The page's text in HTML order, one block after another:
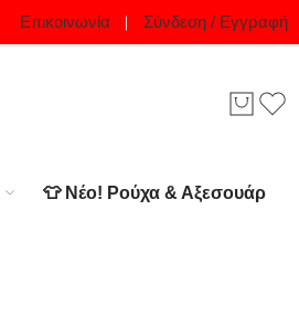
Επικοινωνία Σύνδεση / Εγγραφή
👕 Νέο! Ρούχα & Αξεσουάρ